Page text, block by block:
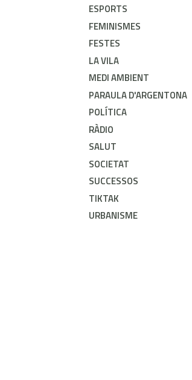
ESPORTS
FEMINISMES
FESTES
LA VILA
MEDI AMBIENT
PARAULA D'ARGENTONA
POLÍTICA
RÀDIO
SALUT
SOCIETAT
SUCCESSOS
TIKTAK
URBANISME